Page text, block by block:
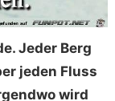
Jeder Berg
jeden Fluss
wird